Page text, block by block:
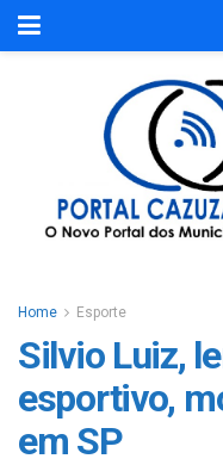
Home Esporte
Silvio Luiz,
esportivo,
em SP